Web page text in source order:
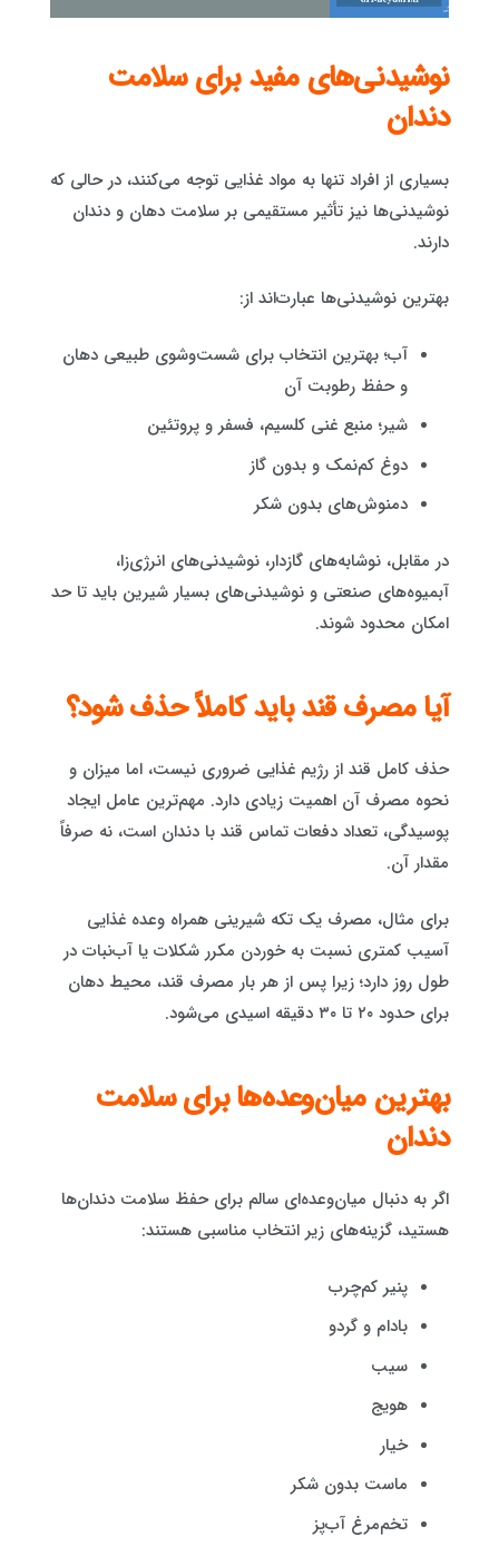
نوشیدنی‌های مفید برای سلامت
دندان
بسیاری از افراد تنها به مواد غذایی توجه می‌کنند، در حالی که
نوشیدنی‌ها نیز تأثیر مستقیمی بر سلامت دهان و دندان
دارند.
بهترین نوشیدنی‌ها عبارت‌اند از:
آب؛ بهترین انتخاب برای شست‌وشوی طبیعی دهان
و حفظ رطوبت آن
شیر؛ منبع غنی کلسیم، فسفر و پروتئین
دوغ کم‌نمک و بدون گاز
دمنوش‌های بدون شکر
در مقابل، نوشابه‌های گازدار، نوشیدنی‌های انرژی‌زا،
آبمیوه‌های صنعتی و نوشیدنی‌های بسیار شیرین باید تا حد
امکان محدود شوند.
آیا مصرف قند باید کاملاً حذف شود؟
حذف کامل قند از رژیم غذایی ضروری نیست، اما میزان و
نحوه مصرف آن اهمیت زیادی دارد. مهم‌ترین عامل ایجاد
پوسیدگی، تعداد دفعات تماس قند با دندان است، نه صرفاً
مقدار آن.
برای مثال، مصرف یک تکه شیرینی همراه وعده غذایی
آسیب کمتری نسبت به خوردن مکرر شکلات یا آب‌نبات در
طول روز دارد؛ زیرا پس از هر بار مصرف قند، محیط دهان
برای حدود ۲۰ تا ۳۰ دقیقه اسیدی می‌شود.
بهترین میان‌وعده‌ها برای سلامت
دندان
اگر به دنبال میان‌وعده‌ای سالم برای حفظ سلامت دندان‌ها
هستید، گزینه‌های زیر انتخاب مناسبی هستند:
پنیر کم‌چرب
بادام و گردو
سیب
هویج
خیار
ماست بدون شکر
تخم‌مرغ آب‌پز